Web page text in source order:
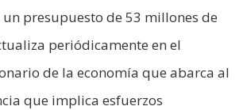
presupuesto de 53 millones de
periódicamente en el
de la economía que abarca al
que implica esfuerzos